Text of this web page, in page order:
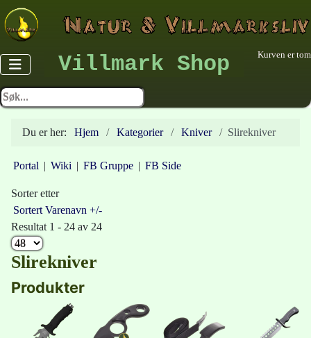
Villmark Shop Kurven er tom
Du er her: Hjem Kategorier Kniver Slirekniver
Portal | Wiki | FB Gruppe | FB Side
Sorter etter
Sortert Varenavn +/-
Resultat 1 - 24 av 24
Slirekniver
Produkter